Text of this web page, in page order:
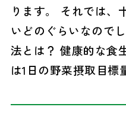
ります。 それでは、
いどのぐらいなので
法とは？健康的な食
は1日の野菜摂取目標